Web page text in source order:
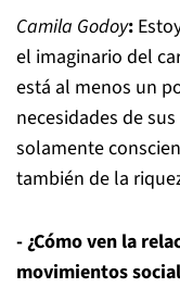
Camila Godoy:
el imaginario del
está al menos un
necesidades de
solamente
también de la
- ¿Cómo ven la
movimientos